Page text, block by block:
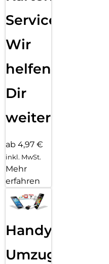
Service:
Wir
helfen
Dir
weiter
ab 4,97 €
inkl. MwSt.
Mehr
erfahren
Handy
Umzug